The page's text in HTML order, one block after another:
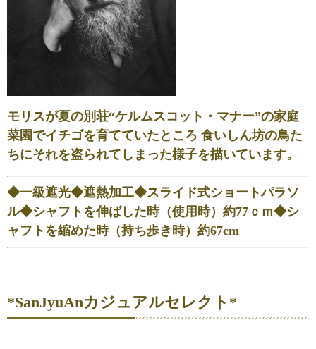
モリスが夏の別荘“ケルムスコット・マナー”の家庭
菜園でイチゴを育てていたところ 食いしん坊の鳥た
ちにそれを盗られてしまった様子を描いています。
◆一級遮光◆遮熱加工◆スライド式ショートパラソ
ル◆シャフトを伸ばした時（使用時）約77ｃｍ◆シ
ャフトを縮めた時（持ち歩き時）約67cm
*SanJyuAnカジュアルセレクト*